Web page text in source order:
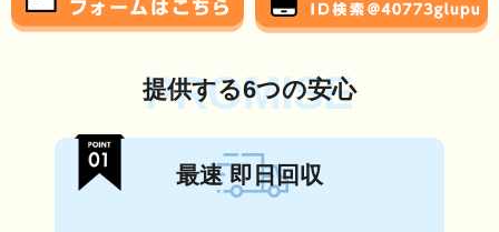
PROMISE
提供する6つの安心
最速 即日回収